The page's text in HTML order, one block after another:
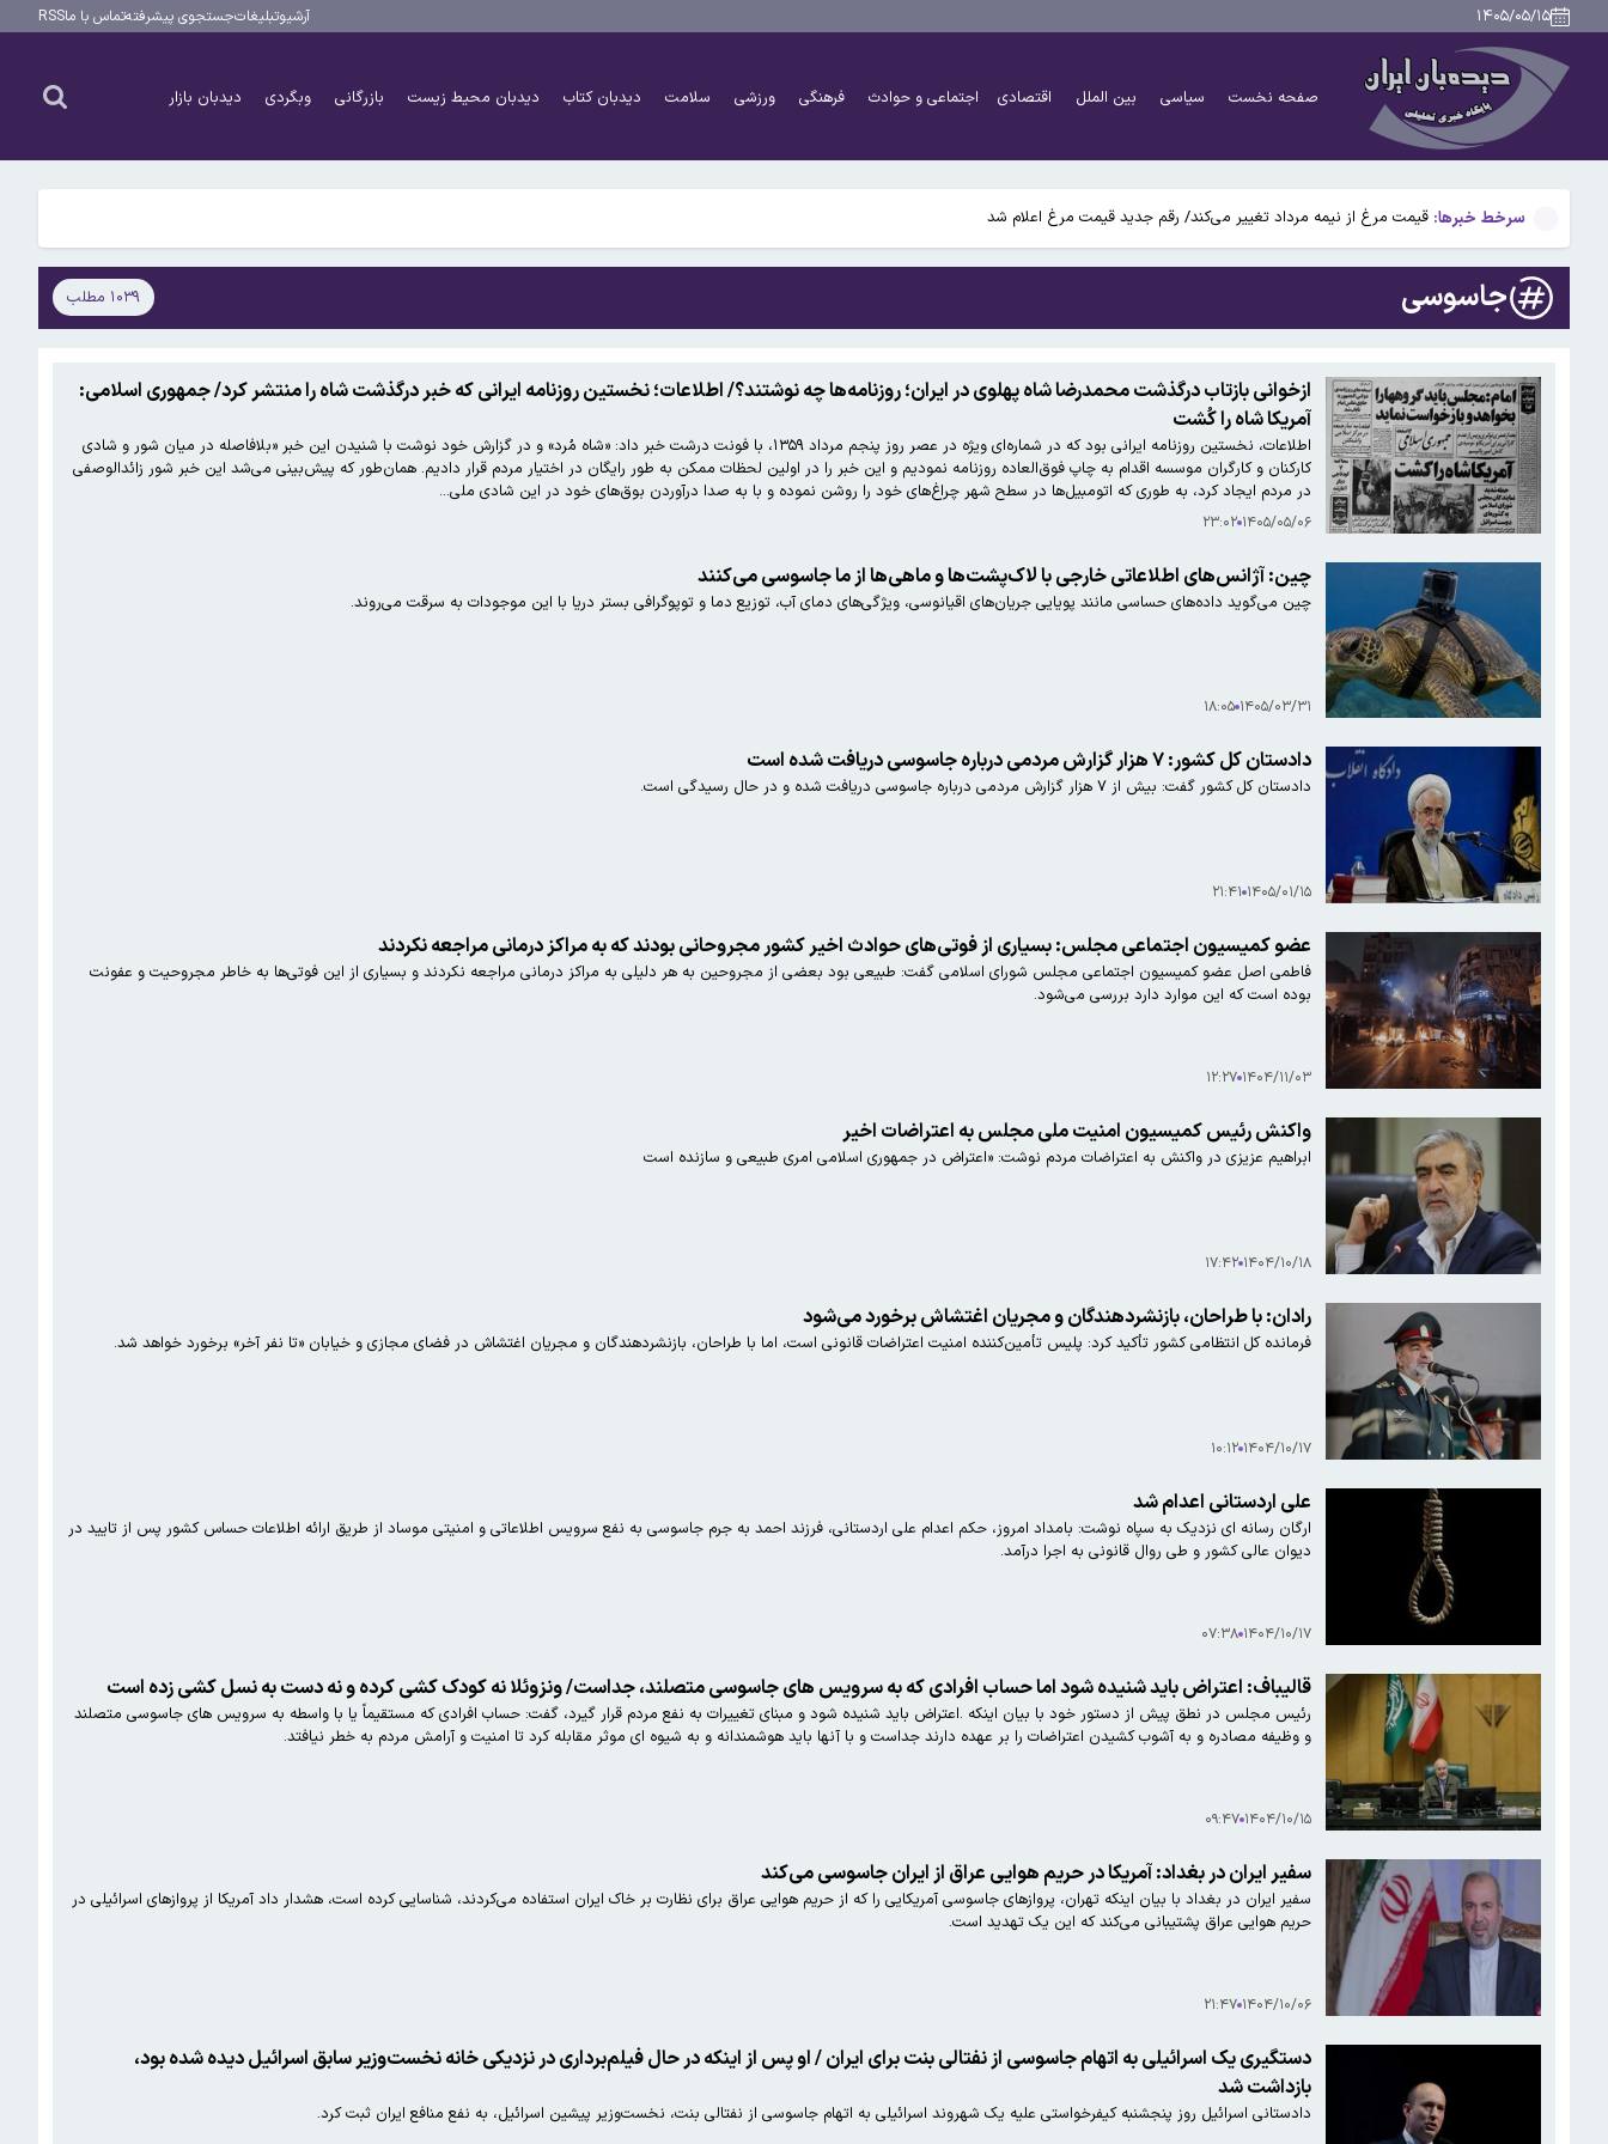
۱۴۰۵/۰۵/۱۵ آرشیوتبلیغاتجستجوی پیشرفتهتماس با ماRSS
صفحه نخست سیاسی بین الملل اقتصادی اجتماعی و حوادث فرهنگی ورزشی سلامت دیدبان کتاب دیدبان محیط زیست بازرگانی وبگردی دیدبان بازار
سرخط خبرها:
تصادف رخ‌به‌رخ ۲ خودرو سمند/ ۴ سرنشین جان باختند
دیزنی دست به قمار بزرگ زد؛ ویدیوهای تیک‌تاک روی دیزنی‌پلاس نمایش داده می‌شوند
اعتراض پرستاران بیمارستان فیاض بخش/ از رئیس جمهور خواستیم ورود کند
قیمت مرغ از نیمه مرداد تغییر می‌کند/ رقم جدید قیمت مرغ اعلام شد
خبر مهم برای دریافت‌کنندگان کالابرگ الکترونیکی/ حساب این گروه شارژ شد/ فرآیند واریز کالابرگ تغییر کرد
دیزنی دست به قمار بزرگ زد؛ ویدیوهای تیک‌تاک روی دیزنی‌پلاس نمایش داده می‌شوند
اعتراض پرستاران بیمارستان فیاض بخش/ از رئیس جمهور خواستیم ورود کند
جاسوسی ۱۰۳۹ مطلب
ازخوانی بازتاب درگذشت محمدرضا شاه پهلوی در ایران؛ روزنامه‌ها چه نوشتند؟/ اطلاعات؛ نخستین روزنامه ایرانی که خبر درگذشت شاه را منتشر کرد/ جمهوری اسلامی:
آمریکا شاه را کُشت
اطلاعات، نخستین روزنامه ایرانی بود که در شماره‌ای ویژه در عصر روز پنجم مرداد ۱۳۵۹، با فونت درشت خبر داد: «شاه مُرد» و در گزارش خود نوشت با شنیدن این خبر «بلافاصله در میان شور و شادی
کارکنان و کارگران موسسه اقدام به چاپ فوق‌العاده روزنامه نمودیم و این خبر را در اولین لحظات ممکن به طور رایگان در اختیار مردم قرار دادیم. همان‌طور که پیش‌بینی می‌شد این خبر شور زائدالوصفی
در مردم ایجاد کرد، به طوری که اتومبیل‌ها در سطح شهر چراغ‌های خود را روشن نموده و با به صدا درآوردن بوق‌های خود در این شادی ملی…
۱۴۰۵/۰۵/۰۶ ۲۳:۰۲
چین: آژانس‌های اطلاعاتی خارجی با لاک‌پشت‌ها و ماهی‌ها از ما جاسوسی می‌کنند
چین می‌گوید داده‌های حساسی مانند پویایی جریان‌های اقیانوسی، ویژگی‌های دمای آب، توزیع دما و توپوگرافی بستر دریا با این موجودات به سرقت می‌روند.
۱۴۰۵/۰۳/۳۱ ۱۸:۰۵
دادستان کل کشور: ۷ هزار گزارش مردمی درباره جاسوسی دریافت شده است
دادستان کل کشور گفت: بیش از ۷ هزار گزارش مردمی درباره جاسوسی دریافت شده و در حال رسیدگی است.
۱۴۰۵/۰۱/۱۵ ۲۱:۴۱
عضو کمیسیون اجتماعی مجلس: بسیاری از فوتی‌های حوادث اخیر کشور مجروحانی بودند که به مراکز درمانی مراجعه نکردند
فاطمی اصل عضو کمیسیون اجتماعی مجلس شورای اسلامی گفت: طبیعی بود بعضی از مجروحین به هر دلیلی به مراکز درمانی مراجعه نکردند و بسیاری از این فوتی‌ها به خاطر مجروحیت و عفونت
بوده است که این موارد دارد بررسی می‌شود.
۱۴۰۴/۱۱/۰۳ ۱۲:۲۷
واکنش رئیس کمیسیون امنیت ملی مجلس به اعتراضات اخیر
ابراهیم عزیزی در واکنش به اعتراضات مردم نوشت: «اعتراض در جمهوری اسلامی امری طبیعی و سازنده است
۱۴۰۴/۱۰/۱۸ ۱۷:۴۲
رادان: با طراحان، بازنشردهندگان و مجریان اغتشاش برخورد می‌شود
فرمانده کل انتظامی کشور تأکید کرد: پلیس تأمین‌کننده امنیت اعتراضات قانونی است، اما با طراحان، بازنشردهندگان و مجریان اغتشاش در فضای مجازی و خیابان «تا نفر آخر» برخورد خواهد شد.
۱۴۰۴/۱۰/۱۷ ۱۰:۱۲
علی اردستانی اعدام شد
ارگان رسانه ای نزدیک به سپاه نوشت: بامداد امروز، حکم اعدام علی اردستانی، فرزند احمد به جرم جاسوسی به نفع سرویس اطلاعاتی و امنیتی موساد از طریق ارائه اطلاعات حساس کشور پس از تایید در
دیوان عالی کشور و طی روال قانونی به اجرا درآمد.
۱۴۰۴/۱۰/۱۷ ۰۷:۳۸
قالیباف: اعتراض باید شنیده شود اما حساب افرادی که به سرویس های جاسوسی متصلند، جداست/ ونزوئلا نه کودک کشی کرده و نه دست به نسل کشی زده است
رئیس مجلس در نطق پیش از دستور خود با بیان اینکه .اعتراض باید شنیده شود و مبنای تغییرات به نفع مردم قرار گیرد، گفت: حساب افرادی که مستقیماً یا با واسطه به سرویس های جاسوسی متصلند
و وظیفه‌ مصادره و به آشوب کشیدن اعتراضات را بر عهده دارند جداست و با آنها باید هوشمندانه و به شیوه ای موثر مقابله کرد تا امنیت و آرامش مردم به خطر نیافتد.
۱۴۰۴/۱۰/۱۵ ۰۹:۴۷
سفیر ایران در بغداد: آمریکا در حریم هوایی عراق از ایران جاسوسی می‌کند
سفیر ایران در بغداد با بیان اینکه تهران، پروازهای جاسوسی آمریکایی را که از حریم هوایی عراق برای نظارت بر خاک ایران استفاده می‌کردند، شناسایی کرده است، هشدار داد آمریکا از پروازهای اسرائیلی در
حریم هوایی عراق پشتیبانی می‌کند که این یک تهدید است.
۱۴۰۴/۱۰/۰۶ ۲۱:۴۷
دستگیری یک اسرائیلی به اتهام جاسوسی از نفتالی بنت برای ایران / او پس از اینکه در حال فیلم‌برداری در نزدیکی خانه نخست‌وزیر سابق اسرائیل دیده شده بود،
بازداشت شد
دادستانی اسرائیل روز پنجشنبه کیفرخواستی علیه یک شهروند اسرائیلی به اتهام جاسوسی از نفتالی بنت، نخست‌وزیر پیشین اسرائیل، به نفع منافع ایران ثبت کرد.